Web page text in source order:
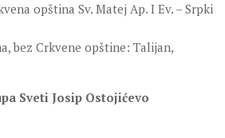
opština Sv. Matej Ap. I Ev. – Srpki
bez Crkvene opštine: Talijan,
Sveti Josip Ostojićevo